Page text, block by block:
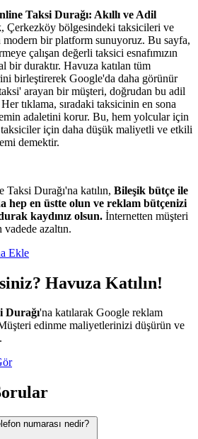
Taksi Durağı: Akıllı ve Adil
Çerkezköy bölgesindeki taksicileri ve
modern bir platform sunuyoruz. Bu sayfa,
çalışan değerli taksici esnafımızın
bir duraktır. Havuza katılan tüm
birleştirerek Google'da daha görünür
arayan bir müşteri, doğrudan bu adil
tıklama, sıradaki taksicinin en sona
adaletini korur. Bu, hem yolcular için
taksiciler için daha düşük maliyetli ve etkili
demektir.
Durağı'na katılın, Bileşik bütçe ile
hep en üstte olun ve reklam bütçenizi
kaydınız olsun. İnternetten müşteri
azaltın.
Ekle
Havuza Katılın!
Durağı'na katılarak Google reklam
edinme maliyetlerinizi düşürün ve
numarası nedir?